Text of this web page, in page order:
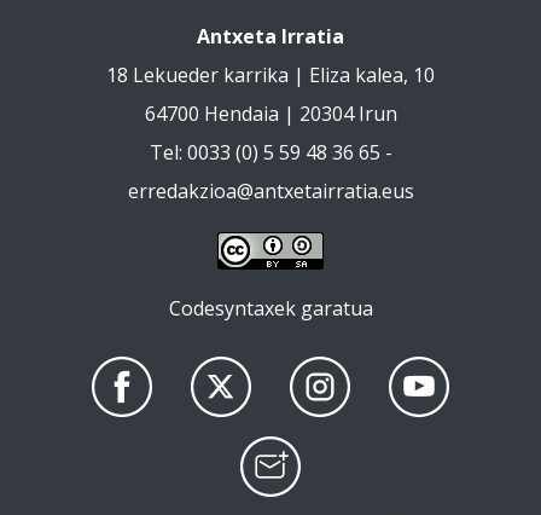
Antxeta Irratia
18 Lekueder karrika | Eliza kalea, 10
64700 Hendaia | 20304 Irun
Tel: 0033 (0) 5 59 48 36 65 -
erredakzioa@antxetairratia.eus
Codesyntaxek garatua